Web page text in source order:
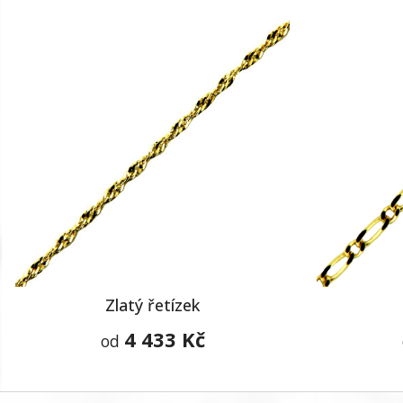
Zlatý řetízek
od 4 433 Kč